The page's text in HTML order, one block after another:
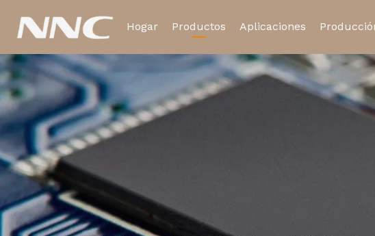
Hogar Productos
Relé electromagnético
Aplicaciones